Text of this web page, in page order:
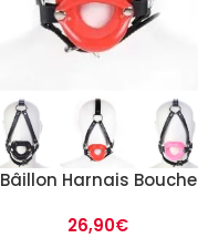
Bâillon Harnais Bouche
26,90€